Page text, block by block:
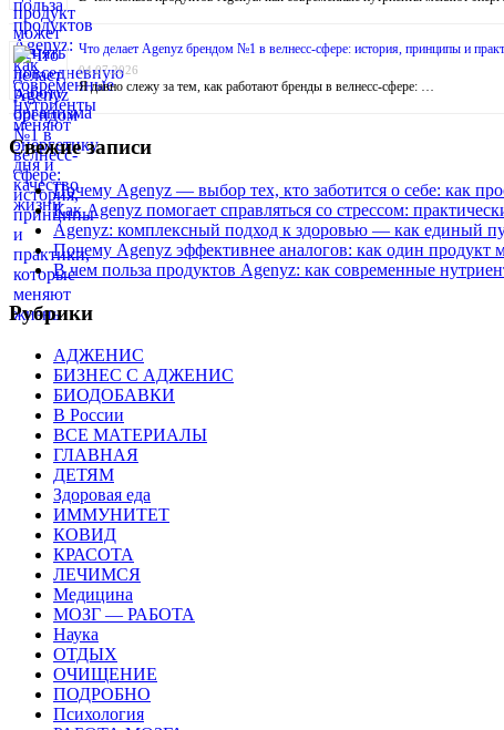
Что делает Agenyz брендом №1 в велнесс-сфере: история, принципы и
04.07.2026
Я давно слежу за тем, как работают бренды в велнесс-сфере: …
Свежие записи
Почему Agenyz — выбор тех, кто заботится о себе: как
Как Agenyz помогает справляться со стрессом:
Agenyz: комплексный подход к здоровью — как единый
Почему Agenyz эффективнее аналогов: как один продукт
В чем польза продуктов Agenyz: как современные
Рубрики
АДЖЕНИС
БИЗНЕС С АДЖЕНИС
БИОДОБАВКИ
В России
ВСЕ МАТЕРИАЛЫ
ГЛАВНАЯ
ДЕТЯМ
Здоровая еда
ИММУНИТЕТ
КОВИД
КРАСОТА
ЛЕЧИМСЯ
Медицина
МОЗГ — РАБОТА
Наука
ОТДЫХ
ОЧИЩЕНИЕ
ПОДРОБНО
Психология